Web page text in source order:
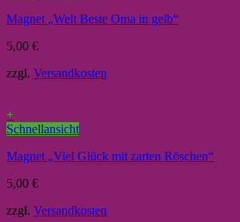
Magnet „Welt Beste Oma in gelb“
5,00 €
zzgl. Versandkosten
+
Schnellansicht
Magnet „Viel Glück mit zarten Röschen“
5,00 €
zzgl. Versandkosten